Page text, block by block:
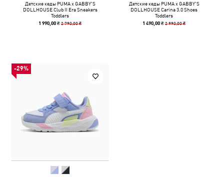
Детские кеды PUMA x GABBY'S
DOLLHOUSE Club II Era Sneakers
Toddlers
1 990,00 ₴2 790,00 ₴
Детские кеды PUMA x GABBY'S
DOLLHOUSE Carina 3.0 Shoes
Toddlers
1 490,00 ₴2 990,00 ₴
-29%